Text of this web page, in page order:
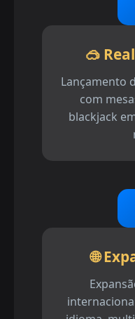
🥽
Lançamento
com
blackjack
🌐